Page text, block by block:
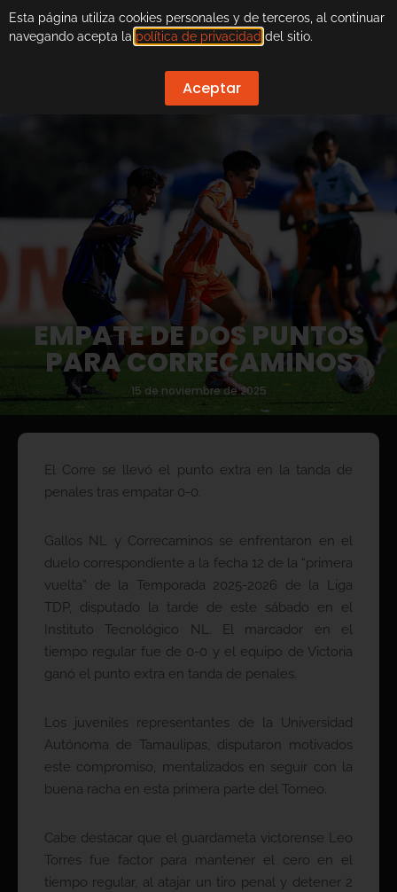
EMPATE DE DOS PUNTOS
PARA CORRECAMINOS
15 de noviembre de 2025
El Corre se llevó el punto extra en la tanda de
penales tras empatar 0-0.
Gallos NL y Correcaminos se enfrentaron en el
duelo correspondiente a la fecha 12 de la “primera
vuelta” de la Temporada 2025-2026 de la Liga
TDP, disputado la tarde de este sábado en el
Instituto Tecnológico NL. El marcador en el
tiempo regular fue de 0-0 y el equipo de Victoria
ganó el punto extra en tanda de penales.
Los juveniles representantes de la Universidad
Autónoma de Tamaulipas, disputaron motivados
este compromiso, mentalizados en seguir con la
buena racha en esta primera parte del Torneo.
Cabe destacar que el guardameta victorense Leo
Torres fue factor para mantener el cero en el
tiempo regular, al atajar un tiro penal y detener 2
Esta página utiliza cookies personales y de terceros, al continuar
navegando acepta la política de privacidad del sitio.
Aceptar